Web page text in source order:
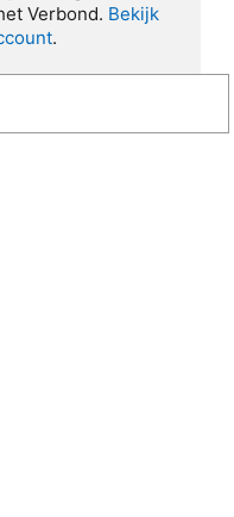
Verbond. Bekijk
.